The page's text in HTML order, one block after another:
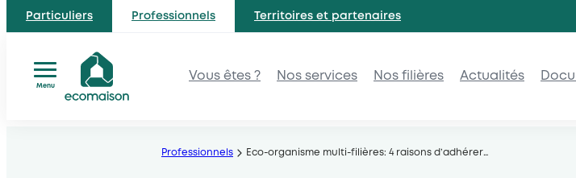
Particuliers Professionnels Territoires et partenaires
Menu
Vous êtes ? Nos services Nos filières Actualités
Professionnels Eco-organisme multi-filières: 4 raisons d’adhérer…